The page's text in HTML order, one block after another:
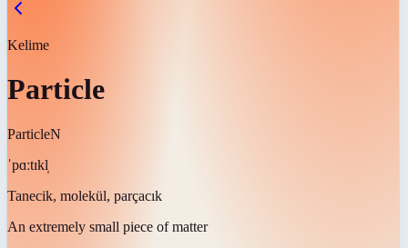
Kelime
Particle
ParticleN
ˈpɑːtɪkl̩
Tanecik, molekül, parçacık
An extremely small piece of matter